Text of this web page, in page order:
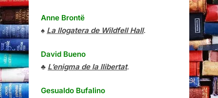
Anne Brontë
♠ La llogatera de Wildfell Hall.
David Bueno
♣ L’enigma de la llibertat.
Gesualdo Bufalino